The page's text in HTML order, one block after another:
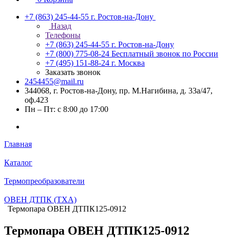
+7 (863) 245-44-55 г. Ростов-на-Дону
Назад
Телефоны
+7 (863) 245-44-55 г. Ростов-на-Дону
+7 (800) 775-08-24 Бесплатный звонок по России
+7 (495) 151-88-24 г. Москва
Заказать звонок
2454455@mail.ru
344068, г. Ростов-на-Дону, пр. М.Нагибина, д. 33а/47,
оф.423
Пн – Пт: с 8:00 до 17:00
Главная
Каталог
Термопреобразователи
ОВЕН ДТПК (ТХА)
Термопара ОВЕН ДТПК125-0912
Термопара ОВЕН ДТПК125-0912